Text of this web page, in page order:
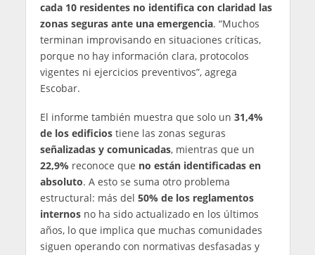
cada 10 residentes no identifica con claridad las
zonas seguras ante una emergencia. “Muchos
terminan improvisando en situaciones críticas,
porque no hay información clara, protocolos
vigentes ni ejercicios preventivos”, agrega
Escobar.
El informe también muestra que solo un 31,4%
de los edificiostiene las zonas seguras
señalizadas y comunicadas, mientras que un
22,9%reconoce que no están identificadas en
absoluto. A esto se suma otro problema
estructural: más del 50% de los reglamentos
internosno ha sido actualizado en los últimos
años, lo que implica que muchas comunidades
siguen operando con normativas desfasadas y